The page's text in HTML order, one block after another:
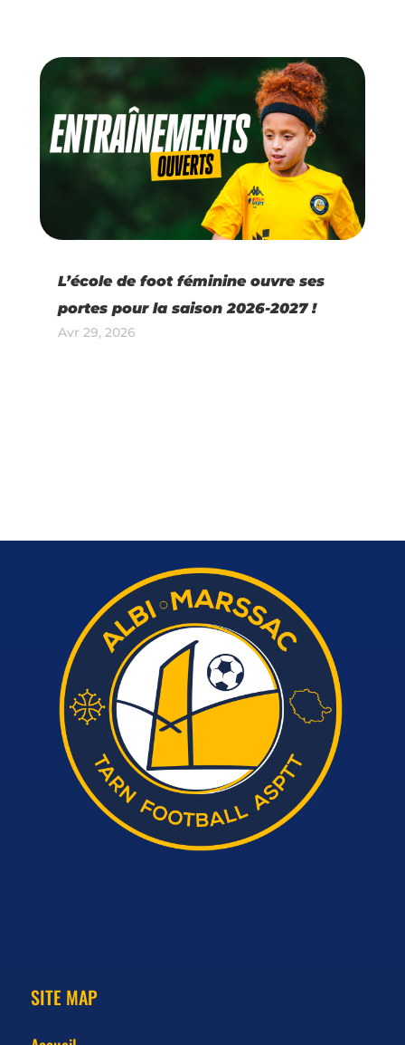
L’école de foot féminine ouvre ses
portes pour la saison 2026-2027 !
Avr 29, 2026
SITE MAP